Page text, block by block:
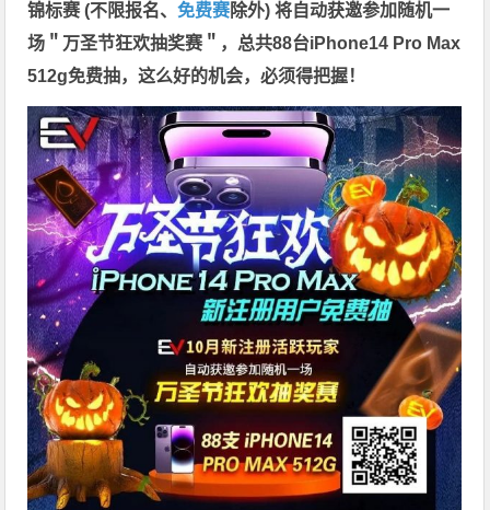
锦标赛 (不限报名、免费赛除外) 将自动获邀参加随机一
场＂万圣节狂欢抽奖赛＂，总共88台iPhone14 Pro Max
512g免费抽，这么好的机会，必须得把握！